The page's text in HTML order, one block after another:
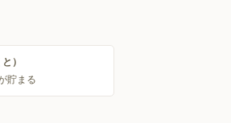
）
貯まる